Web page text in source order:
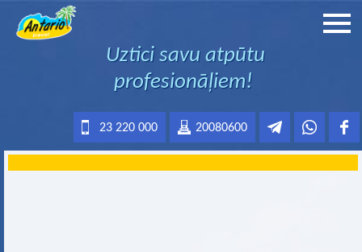
Uztici savu atpūtu
profesionāļiem!
20080600
23 220 000